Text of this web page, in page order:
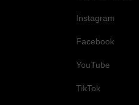
Instagram
Facebook
YouTube
TikTok